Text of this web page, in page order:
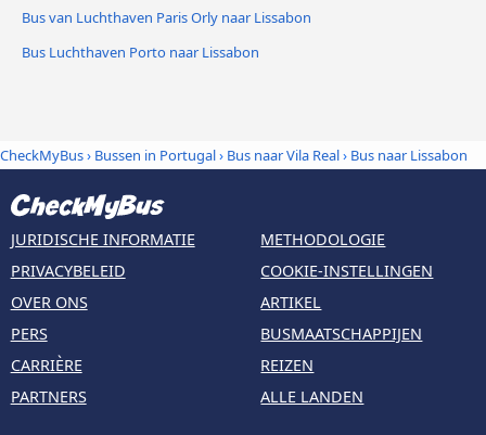
Bus van Luchthaven Paris Orly naar Lissabon
Bus Luchthaven Porto naar Lissabon
CheckMyBus› Bussen in Portugal› Bus naar Vila Real› Bus naar Lissabon
JURIDISCHE INFORMATIE
PRIVACYBELEID
OVER ONS
PERS
CARRIÈRE
PARTNERS
METHODOLOGIE
COOKIE-INSTELLINGEN
ARTIKEL
BUSMAATSCHAPPIJEN
REIZEN
ALLE LANDEN